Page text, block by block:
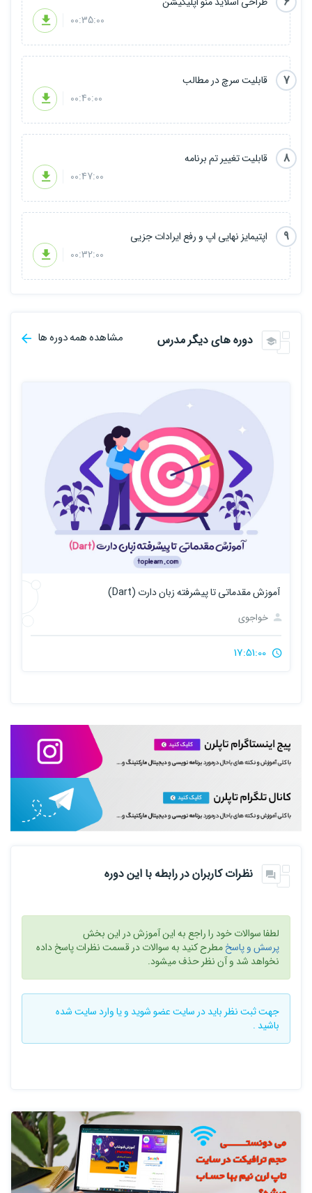
00:35:00
7
قابلیت سرچ در مطالب
00:40:00
8
قابلیت تغییر تم برنامه
00:47:00
9
اپتیمایز نهایی اپ و رفع ایرادات جزیی
00:32:00
دوره های دیگر مدرس مشاهده همه دوره ها
آموزش مقدماتی تا پیشرفته زبان دارت (Dart)
خواجوی
نظرات کاربران در رابطه با این دوره
لطفا سوالات خود را راجع به این آموزش در این بخش
پرسش و پاسخمطرح کنید به سوالات در قسمت نظرات پاسخ داده
نخواهد شد و آن نظر حذف میشود.
جهت ثبت نظر باید در سایتعضو شوید و یاوارد سایتشده
باشید .